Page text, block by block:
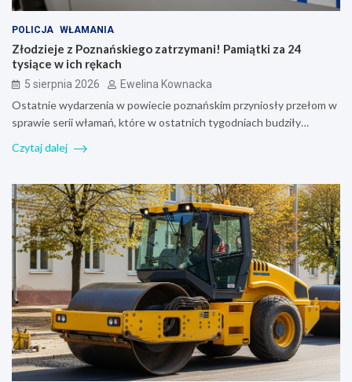
POLICJA WŁAMANIA
Złodzieje z Poznańskiego zatrzymani! Pamiątki za 24
tysiące w ich rękach
5 sierpnia 2026 Ewelina Kownacka
Ostatnie wydarzenia w powiecie poznańskim przyniosły przełom w
sprawie serii włamań, które w ostatnich tygodniach budziły…
Czytaj dalej